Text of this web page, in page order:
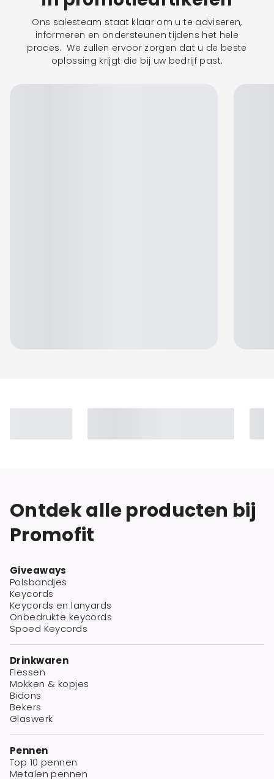
Ons salesteam staat klaar om u te adviseren,
informeren en ondersteunen tijdens het hele
proces. We zullen ervoor zorgen dat u de beste
oplossing krijgt die bij uw bedrijf past.
Ontdek alle producten bij
Promofit
Giveaways
Polsbandjes
Keycords
Keycords en lanyards
Onbedrukte keycords
Spoed Keycords
Drinkwaren
Flessen
Mokken & kopjes
Bidons
Bekers
Glaswerk
Pennen
Top 10 pennen
Metalen pennen